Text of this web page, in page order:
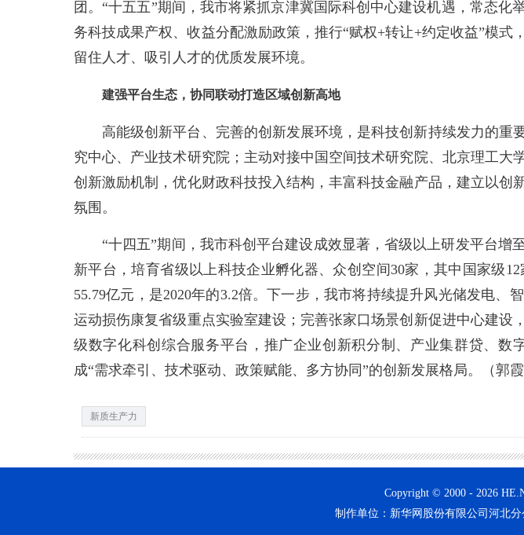
团。“十五五”期间，我市将紧抓京津冀国际科创中心建设机遇，常态
务科技成果产权、收益分配激励政策，推行“赋权+转让+约定收益”模
留住人才、吸引人才的优质发展环境。
建强平台生态，协同联动打造区域创新高地
高能级创新平台、完善的创新发展环境，是科技创新持续发力的重
究中心、产业技术研究院；主动对接中国空间技术研究院、北京理工
创新激励机制，优化财政科技投入结构，丰富科技金融产品，建立以
氛围。
“十四五”期间，我市科创平台建设成效显著，省级以上研发平台增
新平台，培育省级以上科技企业孵化器、众创空间30家，其中国家级
55.79亿元，是2020年的3.2倍。下一步，我市将持续提升风光储发电
运动损伤康复省级重点实验室建设；完善张家口场景创新促进中心建
级数字化科创综合服务平台，推广企业创新积分制、产业集群贷、
成“需求牵引、技术驱动、政策赋能、多方协同”的创新发展格局。（
新质生产力
Copyright © 2000 - 2026
制作单位：新华网股份有限公司河